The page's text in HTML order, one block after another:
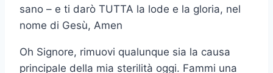
sano – e ti darò TUTTA la lode e la gloria, nel
nome di Gesù, Amen
Oh Signore, rimuovi qualunque sia la causa
principale della mia sterilità oggi. Fammi una